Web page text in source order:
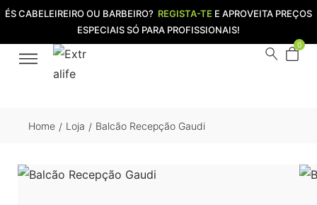
ÉS CABELEIREIRO OU BARBEIRO? REGISTA-TE E APROVEITA PREÇOS
ESPECIAIS SÓ PARA PROFISSIONAIS!
0
Home / Loja / Balcão Recepção Gaudi